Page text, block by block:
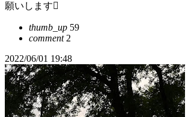
願いします
thumb_up 59
comment2
2022/06/01 19:48